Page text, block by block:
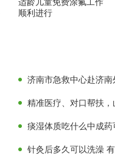
济南市急救中心赴济
痰湿体质吃什么中成药
针灸后多久可以洗澡